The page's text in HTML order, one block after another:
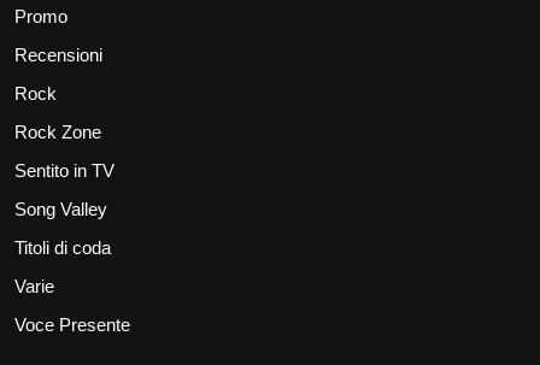
Promo
Recensioni
Rock
Rock Zone
Sentito in TV
Song Valley
Titoli di coda
Varie
Voce Presente